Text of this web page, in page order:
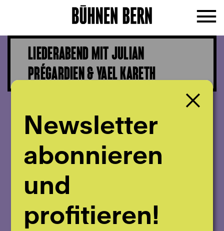
LIEDERABEND MIT JULIAN
PRÉGARDIEN & YAEL KARETH
Newsletter
abonnieren
und
profitieren!